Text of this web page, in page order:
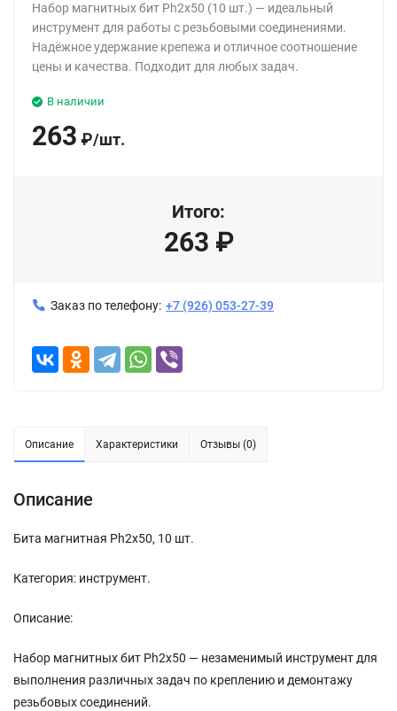
Набор магнитных бит Ph2x50 (10 шт.) — идеальный
инструмент для работы с резьбовыми соединениями.
Надёжное удержание крепежа и отличное соотношение
цены и качества. Подходит для любых задач.
В наличии
263 ₽/шт.
Итого:
263 ₽
Заказ по телефону: +7 (926) 053-27-39
Описание Характеристики Отзывы (0)
Описание
Бита магнитная Ph2x50, 10 шт.
Категория: инструмент.
Описание:
Набор магнитных бит Ph2x50 — незаменимый инструмент для
выполнения различных задач по креплению и демонтажу
резьбовых соединений.